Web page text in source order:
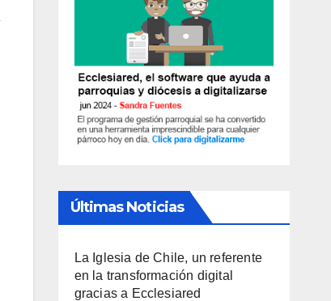
Últimas Noticias
La Iglesia de Chile, un referente
en la transformación digital
gracias a Ecclesiared